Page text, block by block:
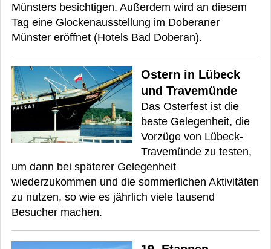
Münsters besichtigen. Außerdem wird an diesem
Tag eine Glockenausstellung im Doberaner
Münster eröffnet (Hotels Bad Doberan).
Ostern in Lübeck
und Travemünde
Das Osterfest ist die
beste Gelegenheit, die
Vorzüge von Lübeck-
Travemünde zu testen,
um dann bei späterer Gelegenheit
wiederzukommen und die sommerlichen Aktivitäten
zu nutzen, so wie es jährlich viele tausend
Besucher machen.